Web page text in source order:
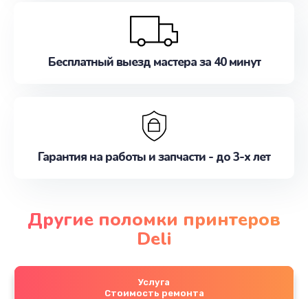
Бесплатный выезд мастера за 40 минут
Гарантия на работы и запчасти - до 3-х лет
Другие поломки принтеров
Deli
Услуга
Стоимость ремонта